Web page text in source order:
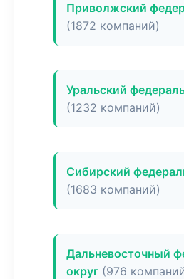
Приволжский
(1872 компаний)
Уральский
(1232 компаний)
Сибирский
(1683 компаний)
Дальневосточный
округ (976